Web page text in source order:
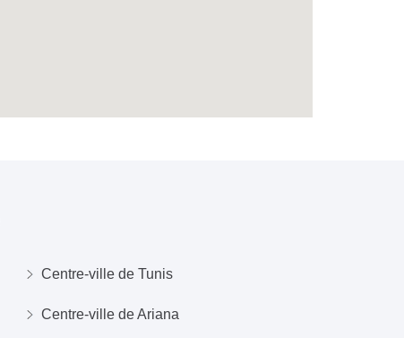
Centre-ville de Tunis
Centre-ville de Ariana